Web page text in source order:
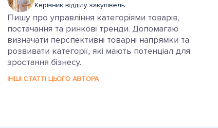
Керівник відділу закупівель
Пишу про управління категоріями товарів,
постачання та ринкові тренди. Допомагаю
визначати перспективні товарні напрямки та
розвивати категорії, які мають потенціал для
зростання бізнесу.
ІНШІ СТАТТІ ЦЬОГО АВТОРА